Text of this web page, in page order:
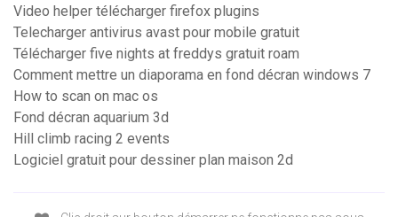
Video helper télécharger firefox plugins
Telecharger antivirus avast pour mobile gratuit
Télécharger five nights at freddys gratuit roam
Comment mettre un diaporama en fond décran windows 7
How to scan on mac os
Fond décran aquarium 3d
Hill climb racing 2 events
Logiciel gratuit pour dessiner plan maison 2d